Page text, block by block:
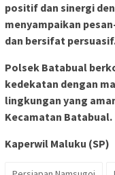
positif dan sinergi
menyampaikan
dan bersifat
Polsek Batabual
kedekatan dengan
lingkungan yang
Kecamatan Batabual.
Kaperwil Maluku (SP)